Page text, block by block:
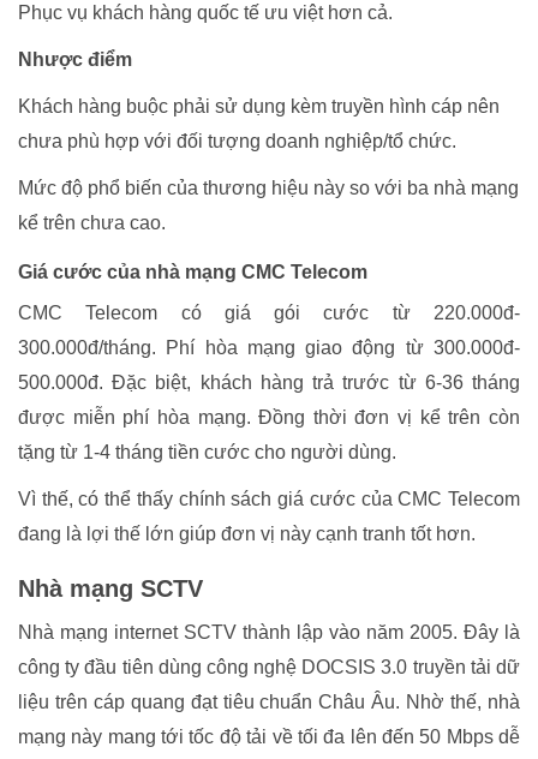
Phục vụ khách hàng quốc tế ưu việt hơn cả.
Nhược điểm
Khách hàng buộc phải sử dụng kèm truyền hình cáp nên
chưa phù hợp với đối tượng doanh nghiệp/tổ chức.
Mức độ phổ biến của thương hiệu này so với ba nhà mạng
kể trên chưa cao.
Giá cước của nhà mạng CMC Telecom
CMC Telecom có giá gói cước từ 220.000đ-
300.000đ/tháng. Phí hòa mạng giao động từ 300.000đ-
500.000đ. Đặc biệt, khách hàng trả trước từ 6-36 tháng
được miễn phí hòa mạng. Đồng thời đơn vị kể trên còn
tặng từ 1-4 tháng tiền cước cho người dùng.
Vì thế, có thể thấy chính sách giá cước của CMC Telecom
đang là lợi thế lớn giúp đơn vị này cạnh tranh tốt hơn.
Nhà mạng SCTV
Nhà mạng internet SCTV thành lập vào năm 2005. Đây là
công ty đầu tiên dùng công nghệ DOCSIS 3.0 truyền tải dữ
liệu trên cáp quang đạt tiêu chuẩn Châu Âu. Nhờ thế, nhà
mạng này mang tới tốc độ tải về tối đa lên đến 50 Mbps dễ